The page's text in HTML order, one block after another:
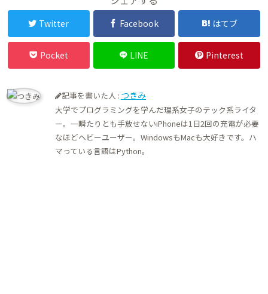
Twitter Facebook はてブ
Pocket LINE Pinterest
記事を書いた人 : つきみ
大学でプログラミングを学んだ理系女子のテック系ライタ
ー。一瞬たりとも手放せないiPhoneは1日2回の充電が必要
なほどヘビーユーザー。WindowsもMacも大好きです。ハ
マっている言語はPython。